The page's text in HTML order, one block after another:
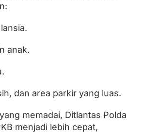
anak.
dan area parkir yang luas.
memadai, Ditlantas Polda
menjadi lebih cepat,